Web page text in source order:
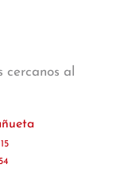
cercanos al